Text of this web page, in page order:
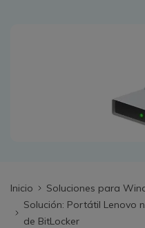
Recupera datos
Repairit - Reparar Datos
UBackit - Respaldar Datos
Inicio
Soluciones para
Solución: Portátil Lenovo
de BitLocker